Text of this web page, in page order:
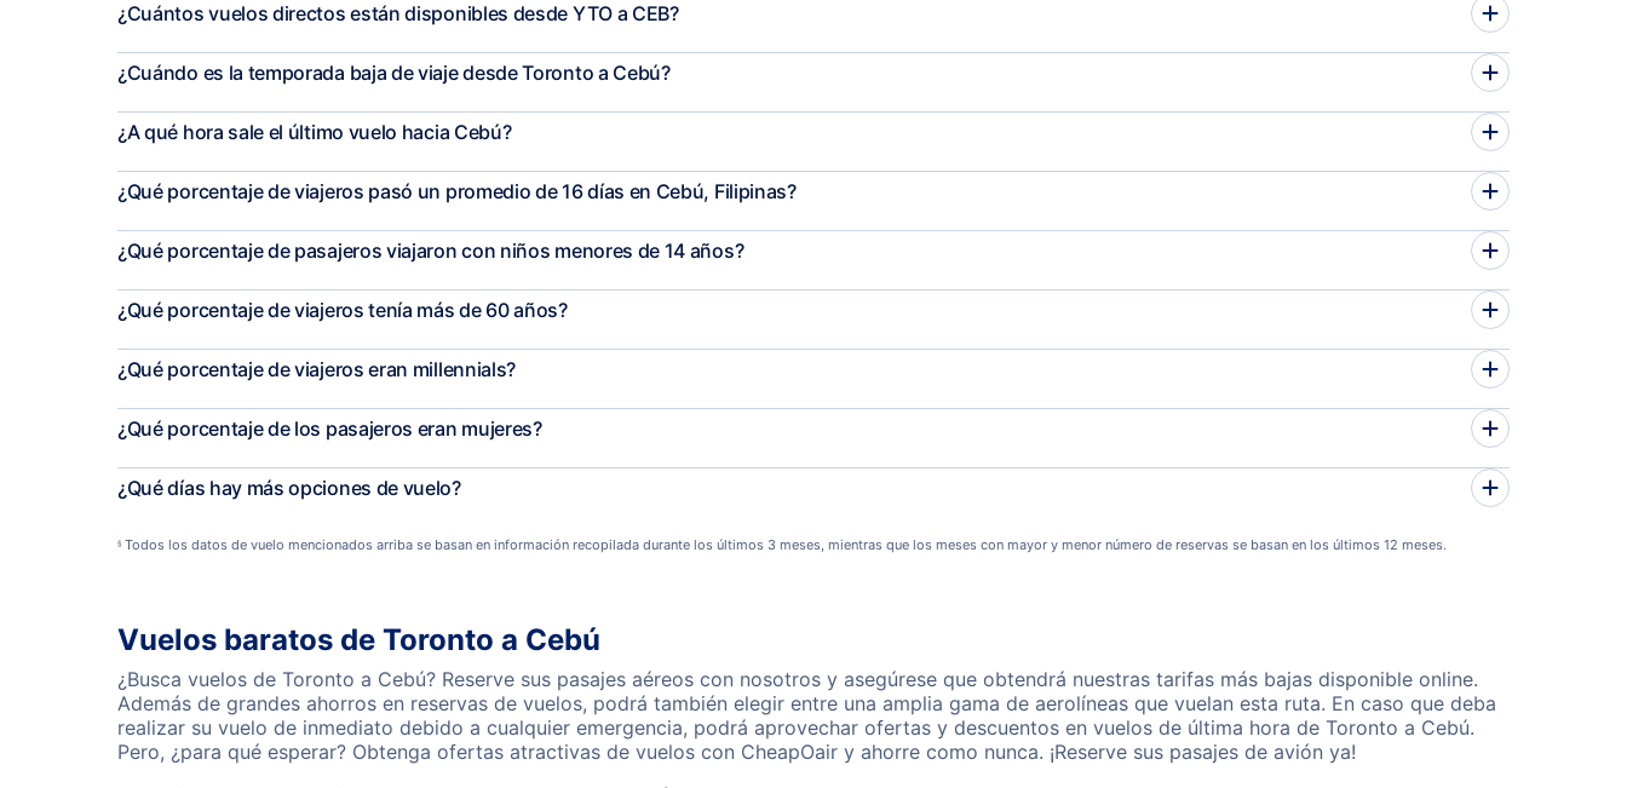
¿Cuántos vuelos directos están disponibles desde YTO a CEB?
¿Cuándo es la temporada baja de viaje desde Toronto a Cebú?
¿A qué hora sale el último vuelo hacia Cebú?
¿Qué porcentaje de viajeros pasó un promedio de 16 días en Cebú, Filipinas?
¿Qué porcentaje de pasajeros viajaron con niños menores de 14 años?
¿Qué porcentaje de viajeros tenía más de 60 años?
¿Qué porcentaje de viajeros eran millennials?
¿Qué porcentaje de los pasajeros eran mujeres?
¿Qué días hay más opciones de vuelo?
§ Todos los datos de vuelo mencionados arriba se basan en información recopilada durante los últimos 3 meses, mientras que los meses con mayor y menor número de reservas se basan en los últimos 12 meses.
Vuelos baratos de Toronto a Cebú
¿Busca vuelos de Toronto a Cebú? Reserve sus pasajes aéreos con nosotros y asegúrese que obtendrá nuestras tarifas más bajas disponible online.
Además de grandes ahorros en reservas de vuelos, podrá también elegir entre una amplia gama de aerolíneas que vuelan esta ruta. En caso que deba
realizar su vuelo de inmediato debido a cualquier emergencia, podrá aprovechar ofertas y descuentos en vuelos de última hora de Toronto a Cebú.
Pero, ¿para qué esperar? Obtenga ofertas atractivas de vuelos con CheapOair y ahorre como nunca. ¡Reserve sus pasajes de avión ya!